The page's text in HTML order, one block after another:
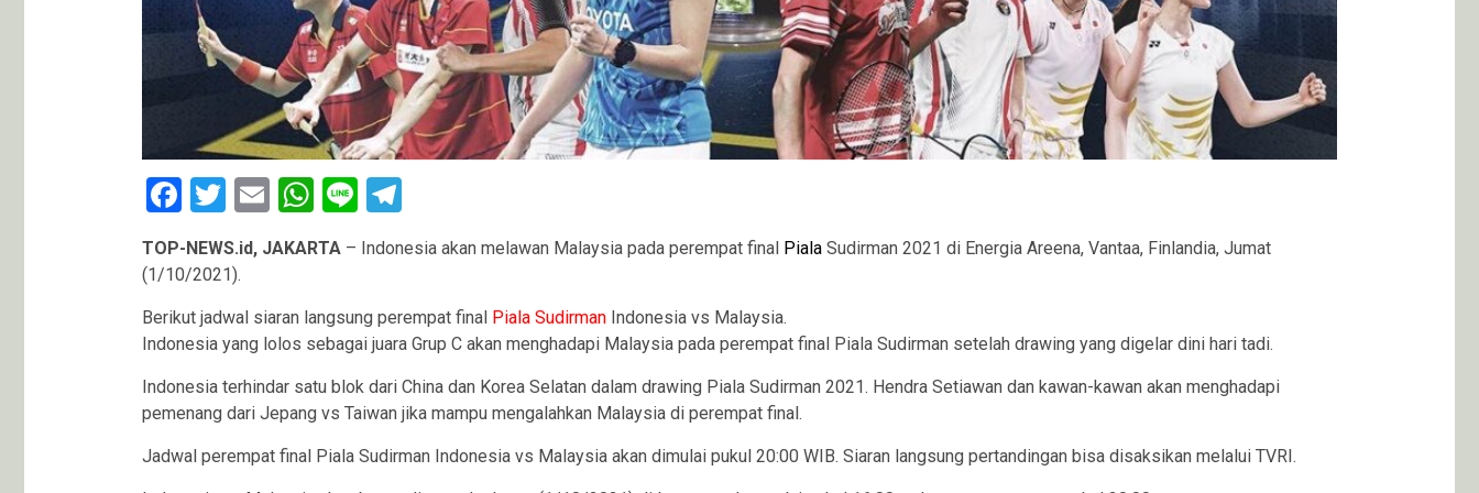
Facebook
Twitter
EmailWhatsApp
LineTelegram
TOP-NEWS.id, JAKARTA– Indonesia akan melawan Malaysia pada perempat final PialaSudirman 2021 di Energia Areena, Vantaa, Finlandia, Jumat
(1/10/2021).
Berikut jadwal siaran langsung perempat final Piala SudirmanIndonesia vs Malaysia.
Indonesia yang lolos sebagai juara Grup C akan menghadapi Malaysia pada perempat final Piala Sudirman setelah drawing yang digelar dini hari tadi.
Indonesia terhindar satu blok dari China dan Korea Selatan dalam drawing Piala Sudirman 2021. Hendra Setiawan dan kawan-kawan akan menghadapi
pemenang dari Jepang vs Taiwan jika mampu mengalahkan Malaysia di perempat final.
Jadwal perempat final Piala Sudirman Indonesia vs Malaysia akan dimulai pukul 20:00 WIB. Siaran langsung pertandingan bisa disaksikan melalui TVRI.